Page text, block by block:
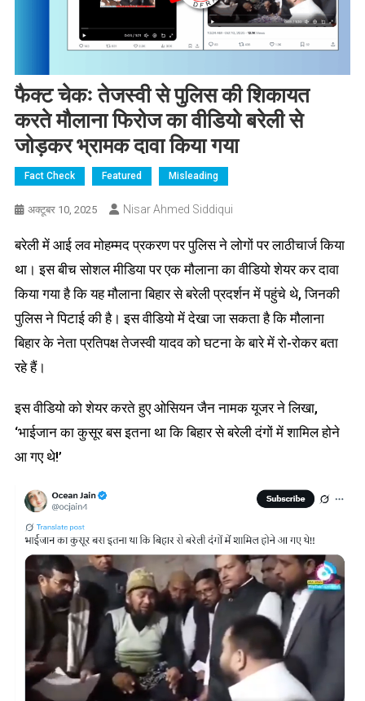
फैक्ट चेकः तेजस्वी से पुलिस की शिकायत
करते मौलाना फिरोज का वीडियो बरेली से
जोड़कर भ्रामक दावा किया गया
Fact Check Featured Misleading
अक्टूबर 10, 2025 Nisar Ahmed Siddiqui
बरेली में आई लव मोहम्मद प्रकरण पर पुलिस ने लोगों पर लाठीचार्ज किया
था। इस बीच सोशल मीडिया पर एक मौलाना का वीडियो शेयर कर दावा
किया गया है कि यह मौलाना बिहार से बरेली प्रदर्शन में पहुंचे थे, जिनकी
पुलिस ने पिटाई की है। इस वीडियो में देखा जा सकता है कि मौलाना
बिहार के नेता प्रतिपक्ष तेजस्वी यादव को घटना के बारे में रो-रोकर बता
रहे हैं।
इस वीडियो को शेयर करते हुए ओसियन जैन नामक यूजर ने लिखा,
‘भाईजान का कुसूर बस इतना था कि बिहार से बरेली दंगों में शामिल होने
आ गए थे!’